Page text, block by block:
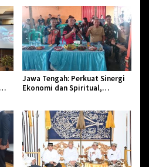
Jawa Tengah: Perkuat Sinergi
Ekonomi dan Spiritual,